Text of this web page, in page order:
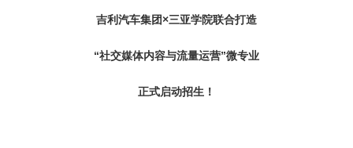
吉利汽车集团×三亚学院联合打造
“社交媒体内容与流量运营”微专业
正式启动招生！